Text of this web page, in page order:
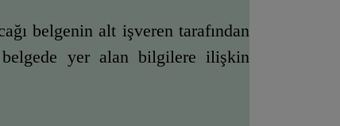
belgenin alt işveren tarafından
belgede yer alan bilgilere ilişkin